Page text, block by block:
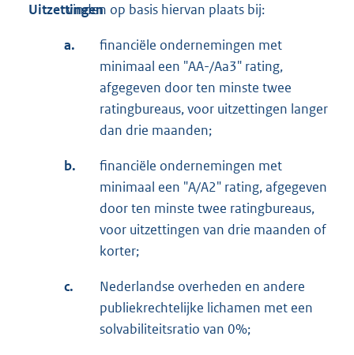
Uitzettingen
vinden op basis hiervan plaats bij:
a.
financiële ondernemingen met
minimaal een "AA-/Aa3" rating,
afgegeven door ten minste twee
ratingbureaus, voor uitzettingen langer
dan drie maanden;
b.
financiële ondernemingen met
minimaal een "A/A2" rating, afgegeven
door ten minste twee ratingbureaus,
voor uitzettingen van drie maanden of
korter;
c.
Nederlandse overheden en andere
publiekrechtelijke lichamen met een
solvabiliteitsratio van 0%;